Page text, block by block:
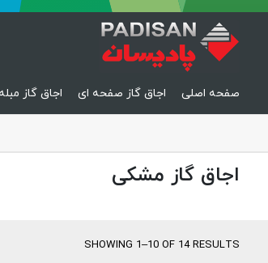
صفحه اصلی اجاق گاز صفحه ای اجاق گاز مبله
اجاق گاز مشکی
SHOWING 1–10 OF 14 RESULTS